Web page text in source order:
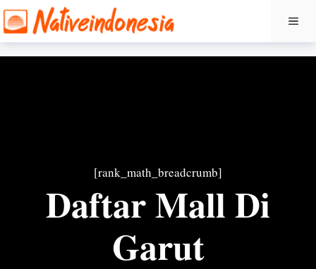
Langsung
ke
[rank_math_breadcrumb]
Daftar Mall Di
Garut